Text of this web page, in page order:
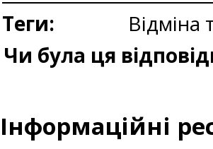
Теги:
Відміна
Чи була ця
Інформаційні